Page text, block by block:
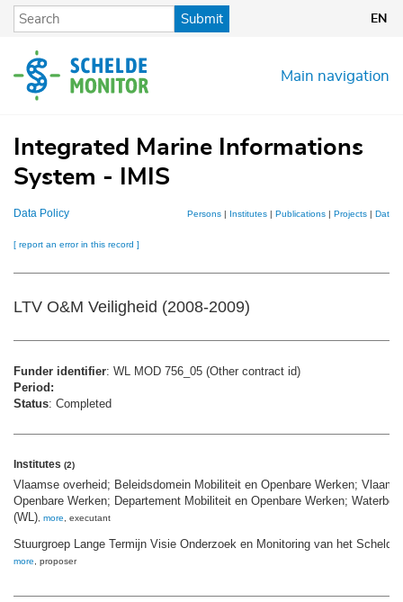
Skip
content
Submit EN
Main navigation
Integrated Marine Informations
System - IMIS
Data Policy Persons | Institutes | Publications | Projects |
[ report an error in this record ]
LTV O&M Veiligheid (2008-2009)
Funder identifier: WL MOD 756_05 (Other contract id)
Period:
Status: Completed
Institutes (2)
Vlaamse overheid; Beleidsdomein Mobiliteit en Openbare Werken;
Openbare Werken; Departement Mobiliteit en Openbare Werken;
(WL) more , executant
Stuurgroep Lange Termijn Visie Onderzoek en Monitoring van het
more , proposer